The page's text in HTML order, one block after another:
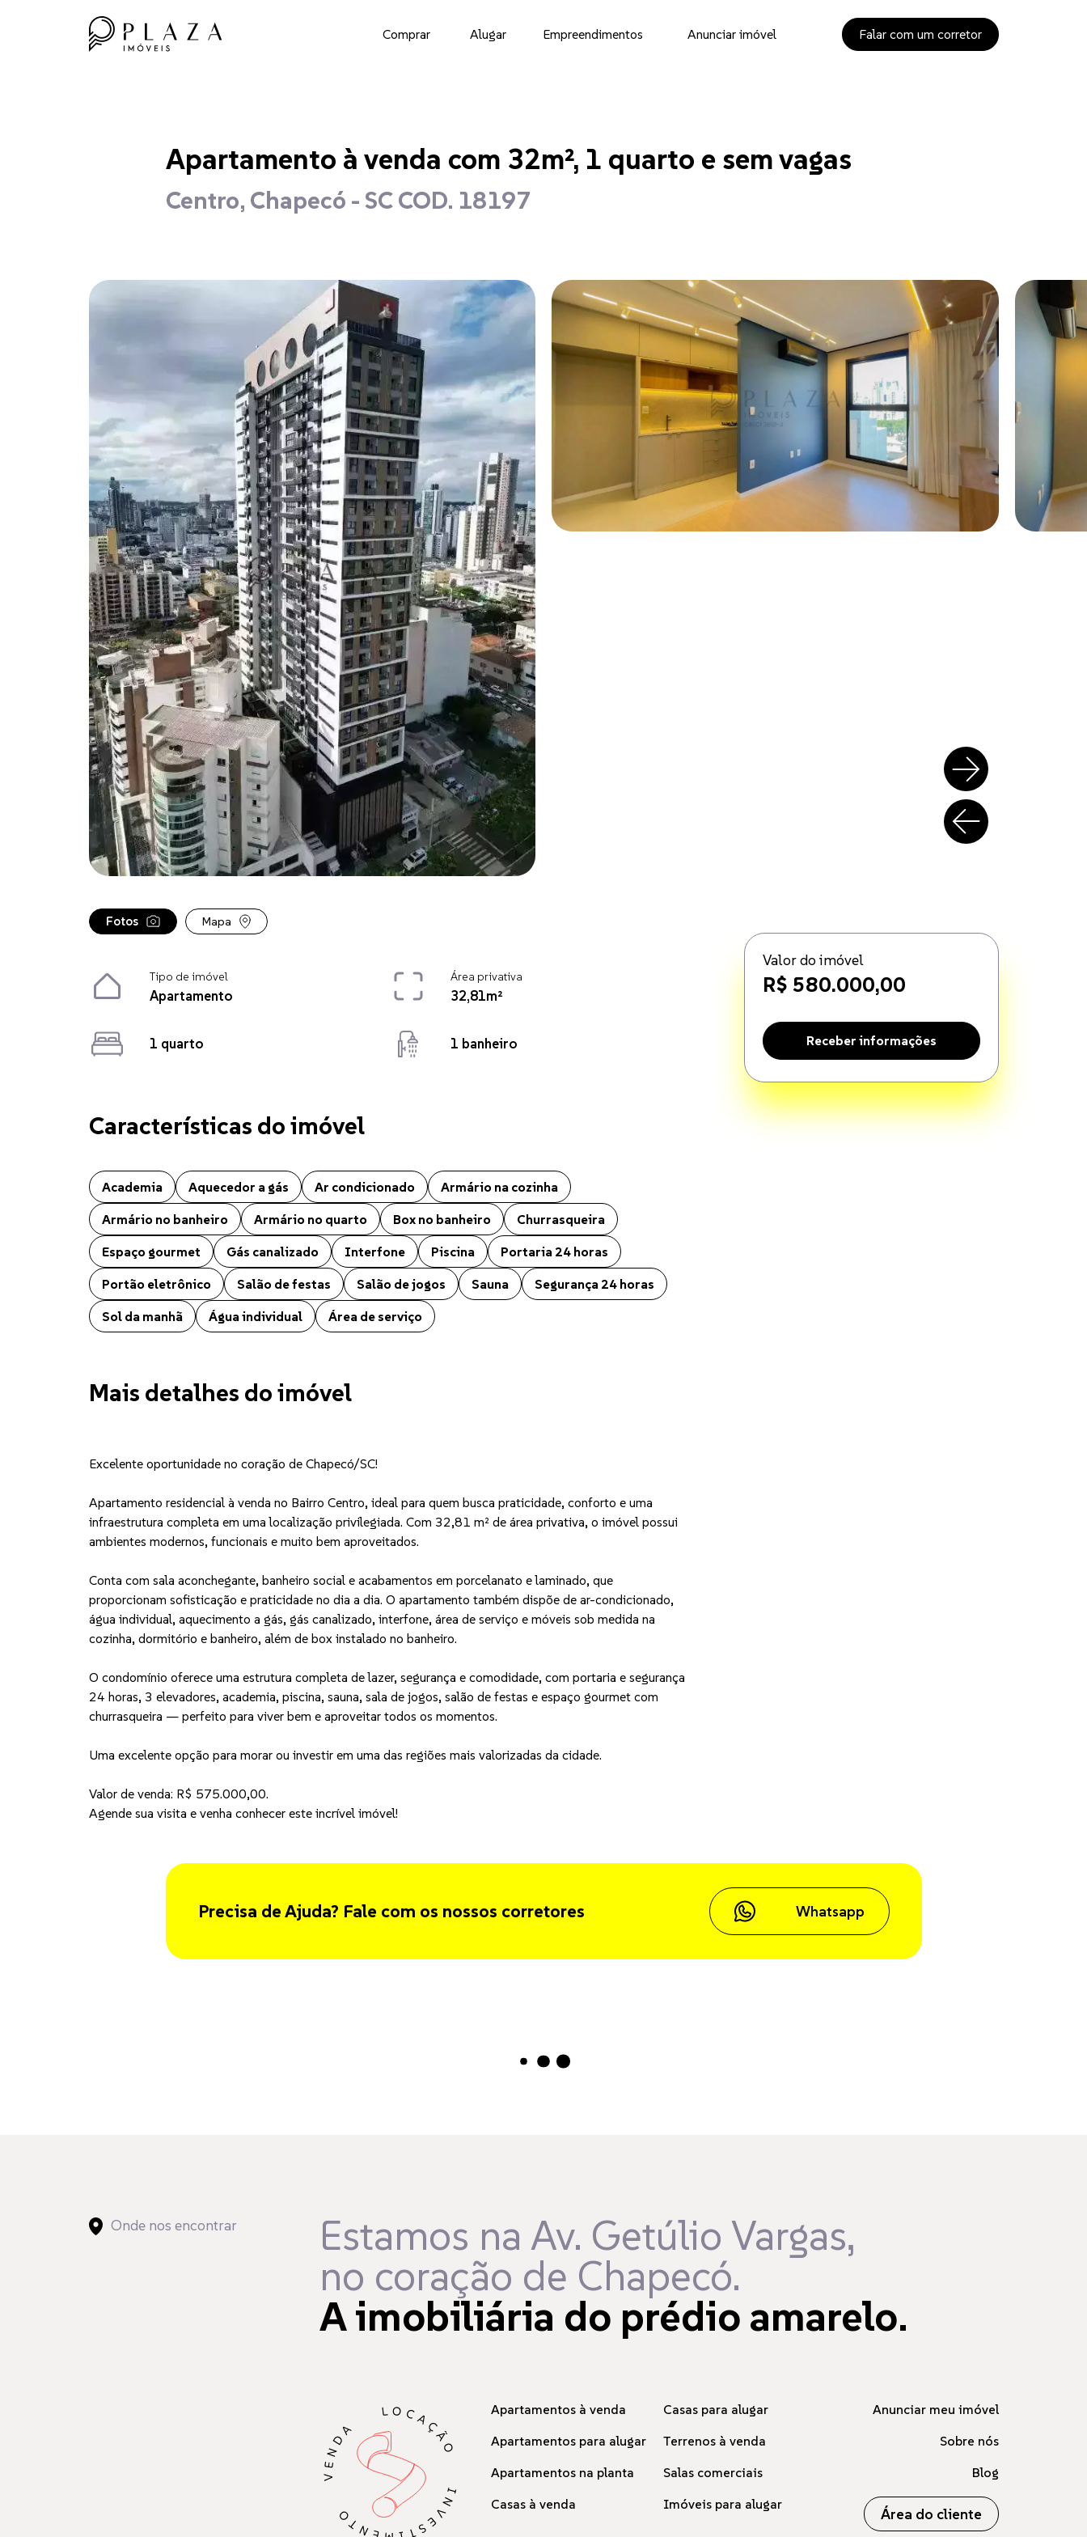
Comprar Alugar Empreendimentos Anunciar imóvel Falar com um corretor
Apartamento à venda com 32m², 1 quarto e sem vagas
Centro, Chapecó - SC COD. 18197
Fotos Mapa
Tipo de imóvel
Apartamento
Área privativa
32,81m²
1 quarto 1 banheiro
Apartamento localizado no bairro Centro em Chapecó. O imóvel conta ainda com Academia, Aquecedor a gás, Ar condicionado, Armário na cozinha. Disponível por R$ 580.000,00.
Características do imóvel
Academia Aquecedor a gás Ar condicionado
Armário na cozinha
Armário no banheiro
Armário no quarto Box no banheiro
Churrasqueira
Espaço gourmet
Gás canalizado Interfone Piscina
Portaria 24 horas
Portão eletrônico
Salão de festas Salão de jogos Sauna
Segurança 24 horas
Sol da manhã
Água individual Área de serviço
Mais detalhes do imóvel
Excelente oportunidade no coração de Chapecó/SC!
Apartamento residencial à venda no Bairro Centro, ideal para quem busca praticidade, conforto e uma
infraestrutura completa em uma localização privilegiada. Com 32,81 m² de área privativa, o imóvel possui
ambientes modernos, funcionais e muito bem aproveitados.
Conta com sala aconchegante, banheiro social e acabamentos em porcelanato e laminado, que
proporcionam sofisticação e praticidade no dia a dia. O apartamento também dispõe de ar-condicionado,
água individual, aquecimento a gás, gás canalizado, interfone, área de serviço e móveis sob medida na
cozinha, dormitório e banheiro, além de box instalado no banheiro.
O condomínio oferece uma estrutura completa de lazer, segurança e comodidade, com portaria e segurança
24 horas, 3 elevadores, academia, piscina, sauna, sala de jogos, salão de festas e espaço gourmet com
churrasqueira — perfeito para viver bem e aproveitar todos os momentos.
Uma excelente opção para morar ou investir em uma das regiões mais valorizadas da cidade.
Valor de venda: R$ 575.000,00.
Agende sua visita e venha conhecer este incrível imóvel!
Valor do imóvel
R$ 580.000,00
Receber informações
Precisa de Ajuda? Fale com os nossos corretores Whatsapp
Onde nos encontrar Estamos na Av. Getúlio Vargas,
no coração de Chapecó.
A imobiliária do prédio amarelo.
Apartamentos à venda
Apartamentos para alugar
Apartamentos na planta
Casas à venda
Casas para alugar
Terrenos à venda
Salas comerciais
Imóveis para alugar
Anunciar meu imóvel
Sobre nós
Blog
Área do cliente